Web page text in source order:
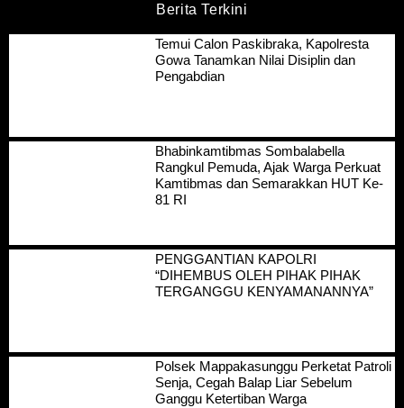
Berita Terkini
Temui Calon Paskibraka, Kapolresta
Gowa Tanamkan Nilai Disiplin dan
Pengabdian
Bhabinkamtibmas Sombalabella
Rangkul Pemuda, Ajak Warga Perkuat
Kamtibmas dan Semarakkan HUT Ke-
81 RI
PENGGANTIAN KAPOLRI
“DIHEMBUS OLEH PIHAK PIHAK
TERGANGGU KENYAMANANNYA”
Polsek Mappakasunggu Perketat Patroli
Senja, Cegah Balap Liar Sebelum
Ganggu Ketertiban Warga